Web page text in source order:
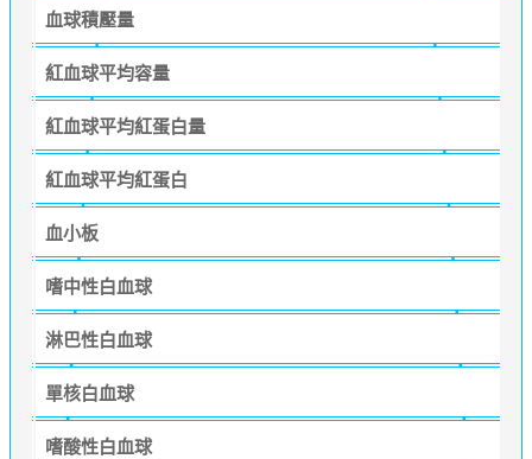
血球積壓量
紅血球平均容量
紅血球平均紅蛋白量
紅血球平均紅蛋白
血小板
嗜中性白血球
淋巴性白血球
單核白血球
嗜酸性白血球